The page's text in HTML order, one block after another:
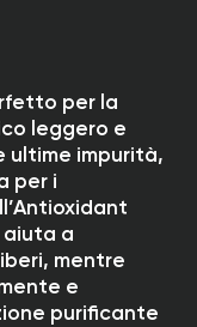
per la
leggero e
ultime impurità,
per i
a
mentre
e
purificante